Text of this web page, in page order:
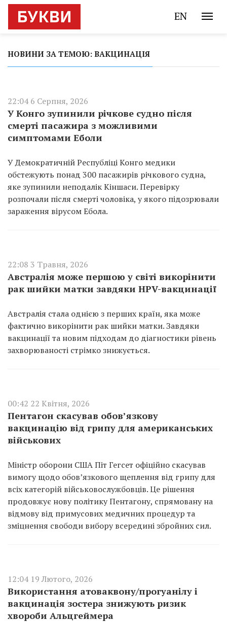
EN
НОВИНИ ЗА ТЕМОЮ: ВАКЦИНАЦІЯ
22:04 6 Серпня, 2026
У Конго зупинили річкове судно після
смерті пасажира з можливими
симптомами Еболи
У Демократичній Республіці Конго медики
обстежують понад 300 пасажирів річкового судна,
яке зупинили неподалік Кіншаси. Перевірку
розпочали після смерті чоловіка, у якого підозрювали
зараження вірусом Ебола.
22:08 3 Травня, 2026
Австралія може першою у світі викорінити
рак шийки матки завдяки HPV-вакцинації
Австралія стала однією з перших країн, яка може
фактично викорінити рак шийки матки. Завдяки
вакцинації та новим підходам до діагностики рівень
захворюваності стрімко знижується.
00:42 22 Квітня, 2026
Пентагон скасував обов’язкову
вакцинацію від грипу для американських
військових
Міністр оборони США Піт Гегсет офіційно скасував
вимогу щодо обов’язкового щеплення від грипу для
всіх категорій військовослужбовців. Це рішення
продовжує нову політику Пентагону, спрямовану на
відмову від примусових медичних процедур та
зміцнення свободи вибору всередині збройних сил.
12:04 19 Лютого, 2026
Використання атоваквону/прогуанілу і
вакцинація зостера знижують ризик
хвороби Альцгеймера